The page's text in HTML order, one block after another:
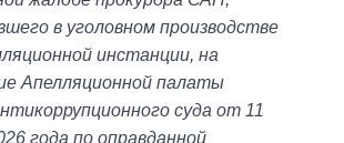
в уголовном производстве
инстанции, на
Апелляционной палаты
суда от 11
года по оправданной